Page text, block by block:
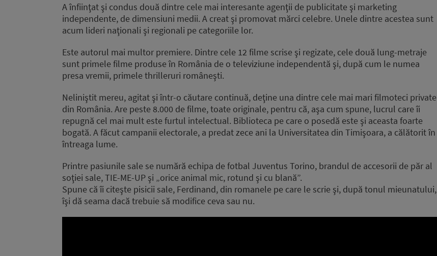
A înfiinţat şi condus două dintre cele mai interesante agenţii de publicitate şi marketing
independente, de dimensiuni medii. A creat şi promovat mărci celebre. Unele dintre acestea sunt
acum lideri naţionali şi regionali pe categoriile lor.
Este autorul mai multor premiere. Dintre cele 12 filme scrise şi regizate, cele două lung-metraje
sunt primele filme produse în România de o televiziune independentă şi, după cum le numea
presa vremii, primele thrilleruri româneşti.
Neliniştit mereu, agitat şi într-o căutare continuă, deţine una dintre cele mai mari filmoteci private
din România. Are peste 8.000 de filme, toate originale, pentru că, aşa cum spune, lucrul care îi
repugnă cel mai mult este furtul intelectual. Biblioteca pe care o posedă este şi aceasta foarte
bogată. A făcut campanii electorale, a predat zece ani la Universitatea din Timişoara, a călătorit în
întreaga lume.
Printre pasiunile sale se numără echipa de fotbal Juventus Torino, brandul de accesorii de păr al
soţiei sale, TIE-ME-UP şi „orice animal mic, rotund şi cu blană”.
Spune că îi citeşte pisicii sale, Ferdinand, din romanele pe care le scrie şi, după tonul mieunatului,
îşi dă seama dacă trebuie să modifice ceva sau nu.